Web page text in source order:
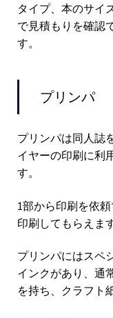
タイプ、本のサイ
で見積もりを確認
す。
プリンパ
プリンパは同人誌
イヤーの印刷に利
す。
1部から印刷を依
印刷してもらえます
プリンパにはスペ
インクがあり、通
を持ち、クラフト